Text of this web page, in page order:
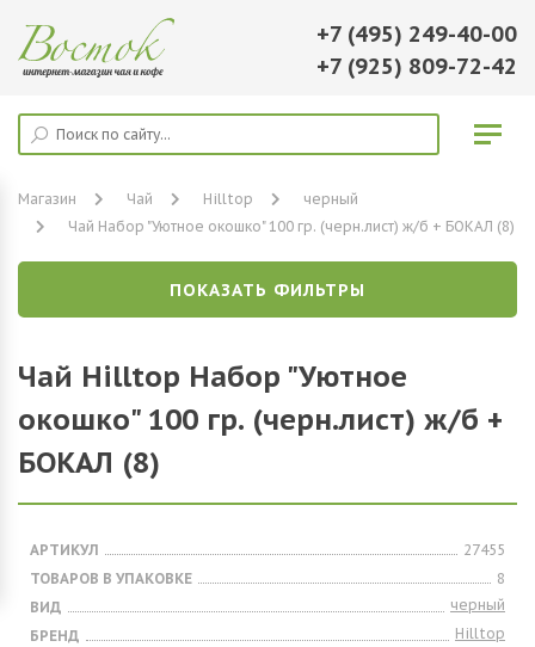
+7 (495) 249-40-00
+7 (925) 809-72-42
Магазин Чай Hilltop
черный
Чай Набор "Уютное окошко" 100 гр. (черн.лист) ж/б + БОКАЛ (8)
ПОКАЗАТЬ ФИЛЬТРЫ
Чай Hilltop Набор "Уютное
окошко" 100 гр. (черн.лист) ж/б +
БОКАЛ (8)
АРТИКУЛ
27455
ТОВАРОВ В УПАКОВКЕ
8
ВИД
черный
БРЕНД
Hilltop